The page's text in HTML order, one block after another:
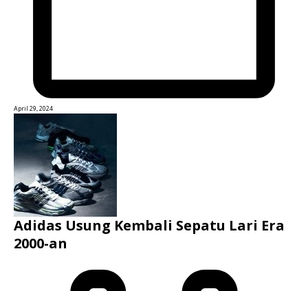
April 29, 2024
Adidas Usung Kembali Sepatu Lari Era
2000-an